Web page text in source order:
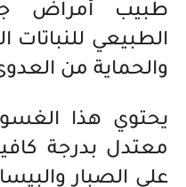
طبيب أمراض
الطبيعي للنباتات
والحماية من
يحتوي هذا
معتدل بدرجة
على الصبار